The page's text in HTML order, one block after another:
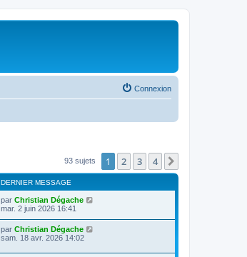
Connexion
93 sujets 1 2 3 4
DERNIER MESSAGE
par Christian Dégache
mar. 2 juin 2026 16:41
par Christian Dégache
sam. 18 avr. 2026 14:02